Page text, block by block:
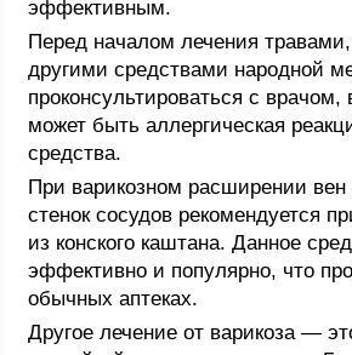
эффективным.
Перед началом лечения
другими средствами народной
проконсультироваться с врачом,
может быть аллергическая
средства.
При варикозном расширении вен
стенок сосудов рекомендуется
из конского каштана. Данное
эффективно и популярно, что
обычных аптеках.
Другое лечение от варикоза —